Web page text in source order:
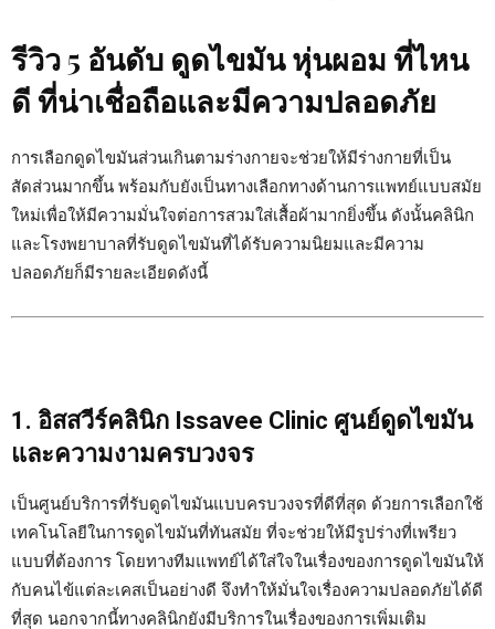
รีวิว5 อันดับ ดูดไขมัน หุ่นผอม ที่ไหน
ดีที่น่าเชื่อถือและมีความปลอดภัย
การเลือกดูดไขมันส่วนเกินตามร่างกายจะช่วยให้มีร่างกายที่เป็น
สัดส่วนมากขึ้น พร้อมกับยังเป็นทางเลือกทางด้านการแพทย์แบบสมัย
ใหม่เพื่อให้มีความมั่นใจต่อการสวมใส่เสื้อผ้ามากยิ่งขึ้น ดังนั้นคลินิก
และโรงพยาบาลที่รับดูดไขมันที่ได้รับความนิยมและมีความ
ปลอดภัยก็มีรายละเอียดดังนี้
1. อิสสวีร์คลินิก Issavee Clinic ศูนย์ดูดไขมัน
และความงามครบวงจร
เป็นศูนย์บริการที่รับดูดไขมันแบบครบวงจรที่ดีที่สุด ด้วยการเลือกใช้
เทคโนโลยีในการดูดไขมันที่ทันสมัย ที่จะช่วยให้มีรูปร่างที่เพรียว
แบบที่ต้องการ โดยทางทีมแพทย์ได้ใส่ใจในเรื่องของการดูดไขมันให้
กับคนไข้แต่ละเคสเป็นอย่างดี จึงทำให้มั่นใจเรื่องความปลอดภัยได้ดี
ที่สุด นอกจากนี้ทางคลินิกยังมีบริการในเรื่องของการเพิ่มเติม